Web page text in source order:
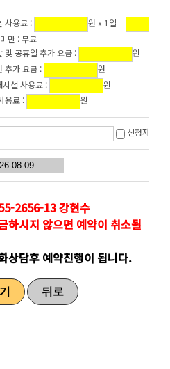
사용료 :
원 x 1일 =
만 : 무료
및 공휴일 추가 요금 :
원
추가 요금 :
원
시설 사용료 :
원
용료 :
원
신청자와 동
2656-13 강현수
하시지 않으면 예약이 취소될
상담후 예약진행이 됩니다.